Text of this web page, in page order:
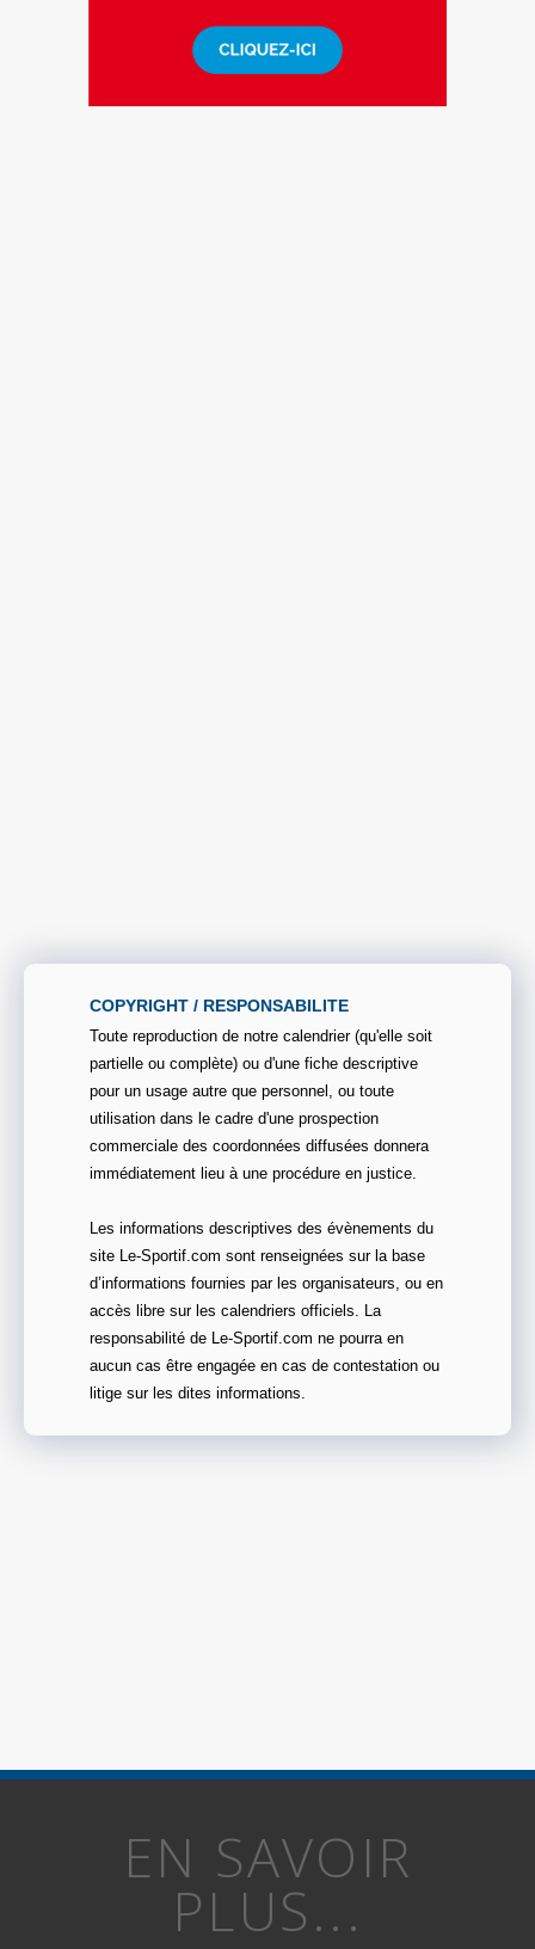
COPYRIGHT / RESPONSABILITE
Toute reproduction de notre calendrier (qu'elle soit
partielle ou complète) ou d'une fiche descriptive
pour un usage autre que personnel, ou toute
utilisation dans le cadre d'une prospection
commerciale des coordonnées diffusées donnera
immédiatement lieu à une procédure en justice.
Les informations descriptives des évènements du
site Le-Sportif.com sont renseignées sur la base
d’informations fournies par les organisateurs, ou en
accès libre sur les calendriers officiels. La
responsabilité de Le-Sportif.com ne pourra en
aucun cas être engagée en cas de contestation ou
litige sur les dites informations.
EN SAVOIR
PLUS...